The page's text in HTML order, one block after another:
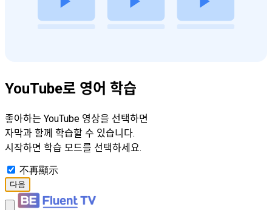
YouTube로 영어 학습
좋아하는 YouTube 영상을 선택하면
자막과 함께 학습할 수 있습니다.
시작하면 학습 모드를 선택하세요.
不再顯示
다음